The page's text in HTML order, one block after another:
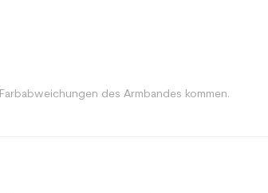
des Armbandes kommen.